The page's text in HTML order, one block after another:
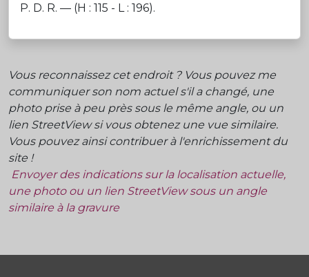
P. D. R. — (H : 115 - L : 196).
Vous reconnaissez cet endroit ? Vous pouvez me
communiquer son nom actuel s'il a changé, une
photo prise à peu près sous le même angle, ou un
lien StreetView si vous obtenez une vue similaire.
Vous pouvez ainsi contribuer à l'enrichissement du
site !
Envoyer des indications sur la localisation actuelle,
une photo ou un lien StreetView sous un angle
similaire à la gravure